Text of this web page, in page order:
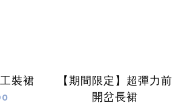
裝裙
【期間限定】超彈力前
開岔長裙